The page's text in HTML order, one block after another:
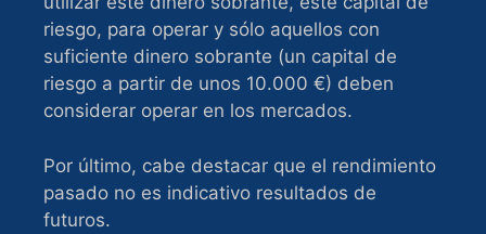
riesgo, para operar y sólo aquellos con
suficiente dinero sobrante (un capital de
riesgo a partir de unos 10.000 €) deben
considerar operar en los mercados.
Por último, cabe destacar que el rendimiento
pasado no es indicativo resultados de
futuros.